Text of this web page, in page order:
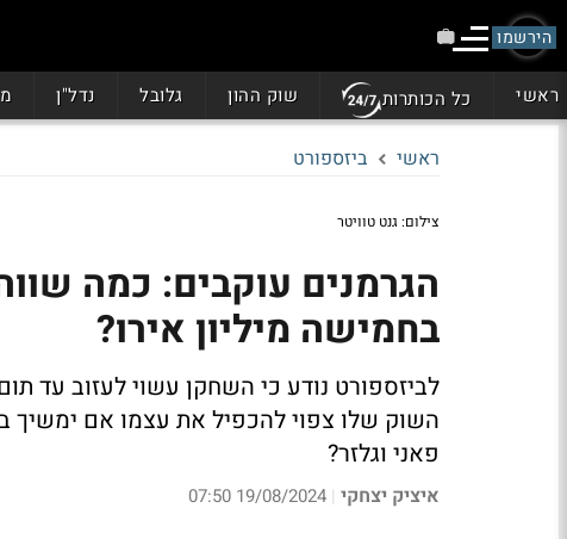
הירשמו
ראשי כל הכותרות שוק ההון גלובל נדל"ן
ראשי ביזספורט
צילום: גנט טוויטר
הגרמנים עוקבים: כמה
בחמישה מיליון אירו?
לביזספורט נודע כי השחקן עשוי לעזוב עד
השוק שלו צפוי להכפיל את עצמו אם ימשיך
פאני וגלזר?
איציק יצחקי |
19/08/2024 07:50